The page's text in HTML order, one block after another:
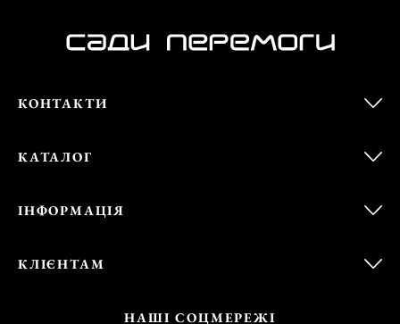
КОНТАКТИ
КАТАЛОГ
ІНФОРМАЦІЯ
КЛІЄНТАМ
НАШІ СОЦМЕРЕЖІ